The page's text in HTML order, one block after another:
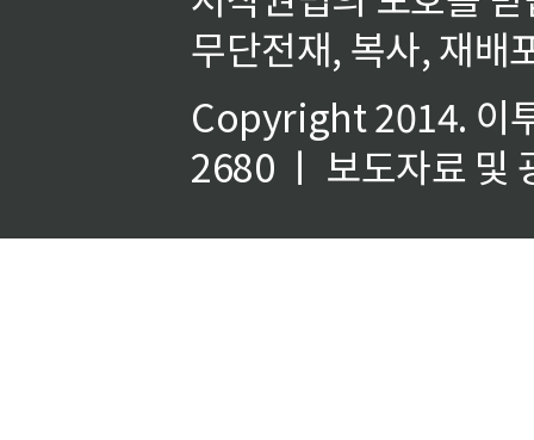
무단전재, 복사, 재배
Copyright 2014. 이
2680 ㅣ 보도자료